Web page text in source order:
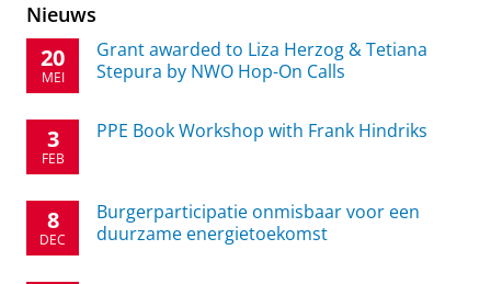
Nieuws
20
MEI
Grant awarded to Liza Herzog & Tetiana
Stepura by NWO Hop-On Calls
3
FEB
PPE Book Workshop with Frank Hindriks
8
DEC
Burgerparticipatie onmisbaar voor een
duurzame energietoekomst